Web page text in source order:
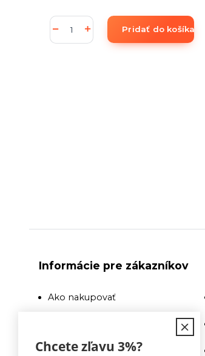
Pridať do košíka
Informácie pre zákazníkov
Ako nakupovať
Recenzie a odporúčania
Chcete zľavu 3%?